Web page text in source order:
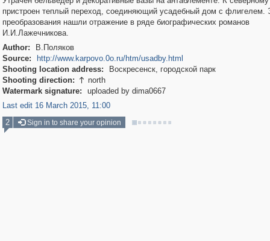
пристроен теплый переход, соединяющий усадебный дом с флигелем.
преобразования нашли отражение в ряде биографических романов
И.И.Лажечникова.
Author:
В.Поляков
Source:
http://www.karpovo.0o.ru/htm/usadby.html
Shooting location address:
Воскресенск, городской парк
Shooting direction:  north
Watermark signature:
uploaded by dima0667
Last edit 16 March 2015, 11:00
2
Sign in to share your opinion